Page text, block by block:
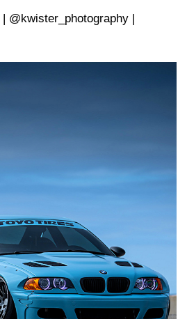
@kwister_photography |